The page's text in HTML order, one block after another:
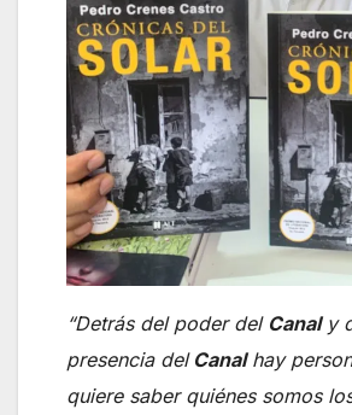
“Detrás del poder del Canaly
presencia delCanalhay
quiere saber quiénes somos